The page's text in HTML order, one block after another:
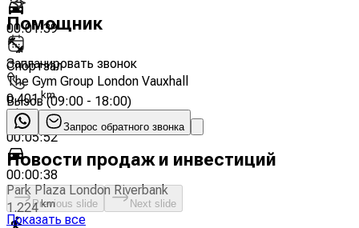
00:01:39
Спортзал
The Gym Group London Vauxhall
0.401 km
00:05:52
00:00:38
Park Plaza London Riverbank
1.224km
Помощник
Запланировать звонок
Вызов (09:00 - 18:00)
Запрос обратного звонка
Новости продаж и инвестиций
Previous slide Next slide
Показать все